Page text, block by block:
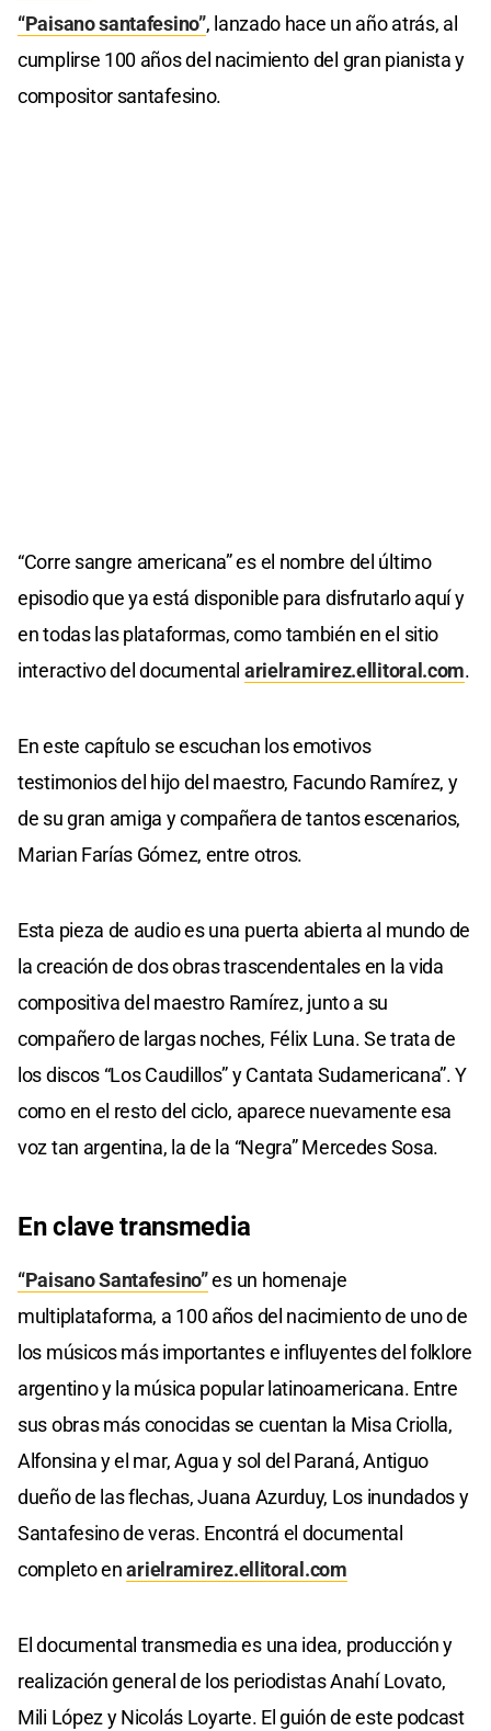
“Paisano santafesino”, lanzado hace un año atrás, al
cumplirse 100 años del nacimiento del gran pianista y
compositor santafesino.
“Corre sangre americana” es el nombre del último
episodio que ya está disponible para disfrutarlo aquí y
en todas las plataformas, como también en el sitio
interactivo del documental arielramirez.ellitoral.com.
En este capítulo se escuchan los emotivos
testimonios del hijo del maestro, Facundo Ramírez, y
de su gran amiga y compañera de tantos escenarios,
Marian Farías Gómez, entre otros.
Esta pieza de audio es una puerta abierta al mundo de
la creación de dos obras trascendentales en la vida
compositiva del maestro Ramírez, junto a su
compañero de largas noches, Félix Luna. Se trata de
los discos “Los Caudillos” y Cantata Sudamericana”. Y
como en el resto del ciclo, aparece nuevamente esa
voz tan argentina, la de la “Negra” Mercedes Sosa.
En clave transmedia
“Paisano Santafesino”es un homenaje
multiplataforma, a 100 años del nacimiento de uno de
los músicos más importantes e influyentes del folklore
argentino y la música popular latinoamericana. Entre
sus obras más conocidas se cuentan la Misa Criolla,
Alfonsina y el mar, Agua y sol del Paraná, Antiguo
dueño de las flechas, Juana Azurduy, Los inundados y
Santafesino de veras. Encontrá el documental
completo enarielramirez.ellitoral.com
El documental transmedia es una idea, producción y
realización general de los periodistas Anahí Lovato,
Mili López y Nicolás Loyarte. El guión de este podcast